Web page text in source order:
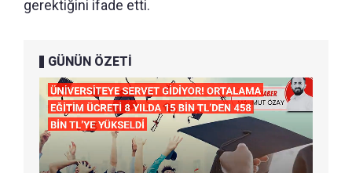
gerektiğini ifade etti.
GÜNÜN ÖZETİ